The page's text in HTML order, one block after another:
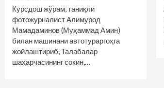
Курсдош жўрам, таниқли
фотожурналист Алимурод
Мамадаминов (Муҳаммад Амин)
билан машинани автотураргоҳга
жойлаштириб, Талабалар
шаҳарчасининг сокин,…